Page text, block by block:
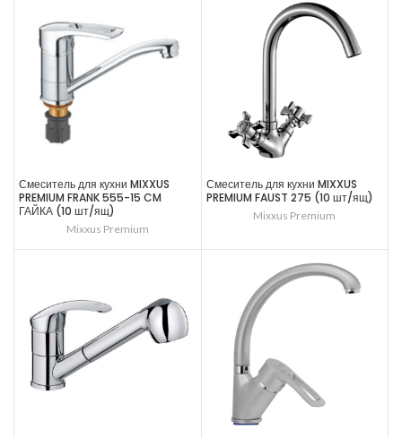
Смеситель для кухни MIXXUS
PREMIUM FRANK 555-15 CM
ГАЙКА (10 шт/ящ)
Mixxus Premium
Смеситель для кухни MIXXUS
PREMIUM FAUST 275 (10 шт/ящ)
Mixxus Premium